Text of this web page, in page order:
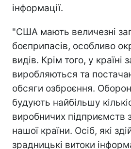
інформації.
"США мають величезні
боєприпасів, особливо
видів. Крім того, у країні
виробляються та
обсяги озброєння.
будують найбільшу
виробничих підприємств
нашої країни. Осіб, які
зрадницькі витоки